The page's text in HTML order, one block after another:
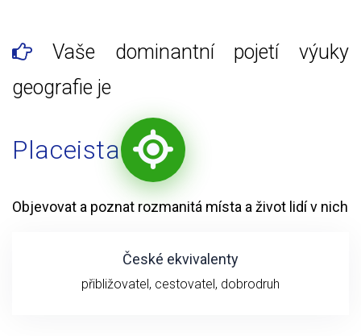
Vaše dominantní pojetí výuky
geografie je
Placeista
Objevovat a poznat rozmanitá místa a život lidí v nich
České ekvivalenty
přibližovatel, cestovatel, dobrodruh